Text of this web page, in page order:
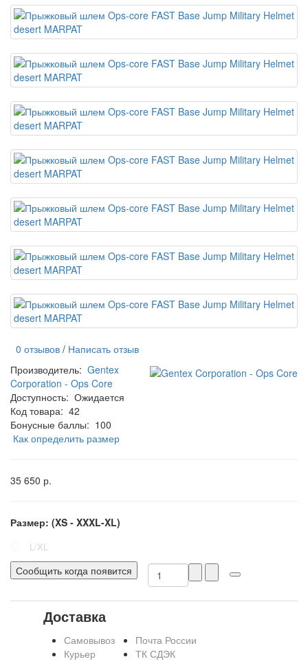
0 отзывов / Написать отзыв
Производитель: Gentex
Corporation - Ops Core
Доступность: Ожидается
Код товара: 42
Бонусные баллы: 100
Как определить размер
35 650 р.
Размер: (XS - XXXL-XL)
L/XL
Сообщить когда появится
Доставка
Самовывоз
Курьер
Почта России
ТК СДЭК